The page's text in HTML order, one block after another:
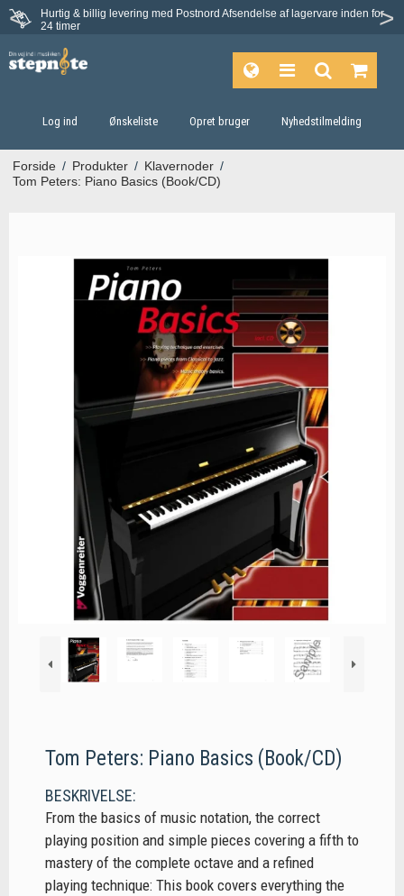
Hurtig & billig levering med Postnord Afsendelse af lagervare inden for
24 timer
Fortrydelsesret på 30 dage
Log ind Ønskeliste Opret bruger Nyhedstilmelding
Forside / Produkter / Klavernoder /
Tom Peters: Piano Basics (Book/CD)
Tom Peters: Piano Basics (Book/CD)
BESKRIVELSE:
From the basics of music notation, the correct
playing position and simple pieces covering a fifth to
mastery of the complete octave and a refined
playing technique: This book covers everything the